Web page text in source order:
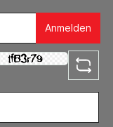
Anmelden